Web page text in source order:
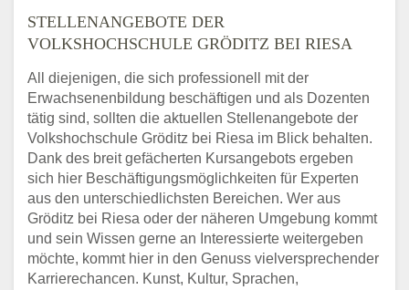
STELLENANGEBOTE DER
VOLKSHOCHSCHULE GRÖDITZ BEI RIESA
All diejenigen, die sich professionell mit der
Erwachsenenbildung beschäftigen und als Dozenten
tätig sind, sollten die aktuellen Stellenangebote der
Volkshochschule Gröditz bei Riesa im Blick behalten.
Dank des breit gefächerten Kursangebots ergeben
sich hier Beschäftigungsmöglichkeiten für Experten
aus den unterschiedlichsten Bereichen. Wer aus
Gröditz bei Riesa oder der näheren Umgebung kommt
und sein Wissen gerne an Interessierte weitergeben
möchte, kommt hier in den Genuss vielversprechender
Karrierechancen. Kunst, Kultur, Sprachen,